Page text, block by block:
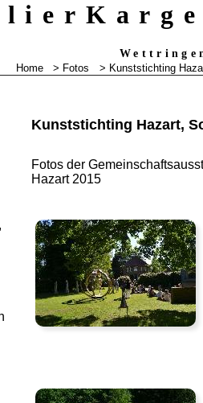
Home > Fotos > Kunststichting
Kunststichting Hazart,
Fotos der
Hazart 2015